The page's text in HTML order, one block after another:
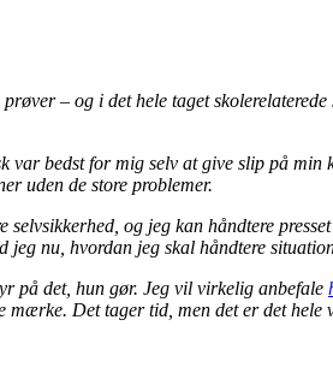
– og i det hele taget
var bedst for mig selv at give slip på
uden de store problemer.
og jeg kan håndtere
nu, hvordan jeg skal håndtere
på det, hun gør. Jeg vil virkelig anbefale
mærke. Det tager tid, men det er det hele